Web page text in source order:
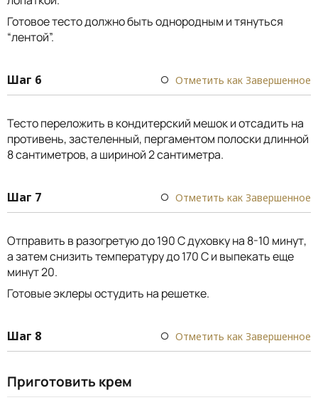
Готовое тесто должно быть однородным и тянуться
“лентой”.
Шаг 6 Отметить как Завершенное
Тесто переложить в кондитерский мешок и отсадить на
противень, застеленный, пергаментом полоски длинной
8 сантиметров, а шириной 2 сантиметра.
Шаг 7 Отметить как Завершенное
Отправить в разогретую до 190 С духовку на 8-10 минут,
а затем снизить температуру до 170 С и выпекать еще
минут 20.
Готовые эклеры остудить на решетке.
Шаг 8 Отметить как Завершенное
Приготовить крем